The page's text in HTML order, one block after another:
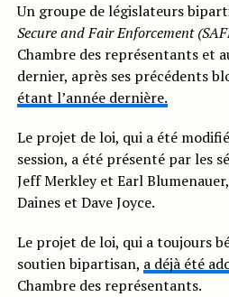
Un groupe de législateurs
Secure and Fair Enforcement
Chambre des représentants et
dernier, après ses précédents
étant l’année dernière.
Le projet de loi, qui a été
session, a été présenté par les
Jeff Merkley et Earl
Daines et Dave Joyce.
Le projet de loi, qui a toujours
soutien bipartisan, a déjà été
Chambre des représentants.